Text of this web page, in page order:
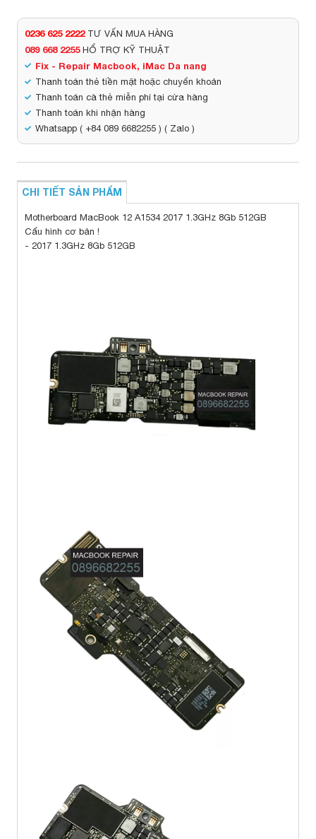
0236 625 2222 TƯ VẤN MUA HÀNG
089 668 2255HỔ TRỢ KỸ THUẬT
Fix - Repair Macbook, iMac Da nang
Thanh toán thẻ tiền mặt hoặc chuyển khoản
Thanh toán cà thẻ miễn phí tại cửa hàng
Thanh toán khi nhận hàng
Whatsapp ( +84 089 6682255 ) ( Zalo )
CHI TIẾT SẢN PHẨM
Motherboard MacBook 12 A1534 2017 1.3GHz 8Gb 512GB
Cấu hình cơ bản !
- 2017 1.3GHz 8Gb 512GB